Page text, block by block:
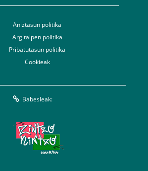
Aniztasun politika
Argitalpen politika
Pribatutasun politika
Cookieak
Babesleak: